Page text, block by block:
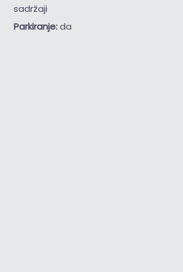
sadržaji
Parkiranje:da